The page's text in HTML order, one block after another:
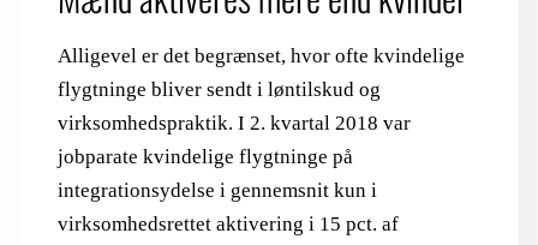
Alligevel er det begrænset, hvor ofte kvindelige
flygtninge bliver sendt i løntilskud og
virksomhedspraktik. I 2. kvartal 2018 var
jobparate kvindelige flygtninge på
integrationsydelse i gennemsnit kun i
virksomhedsrettet aktivering i 15 pct. af